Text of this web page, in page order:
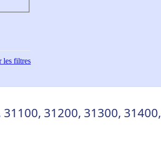
les filtres
31200, 31300, 31400,